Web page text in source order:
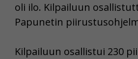
oli ilo. Kilpailuun
Papunetin
Kilpailuun osallistui 230